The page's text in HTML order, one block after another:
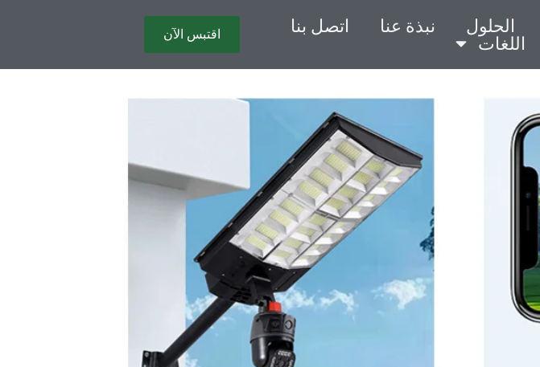
الحلول نبذة عنا
اتصل بنا
اللغات اقتبس الآن